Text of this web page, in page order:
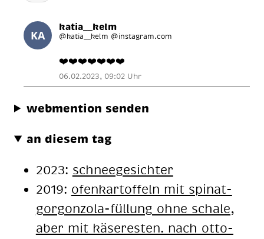
katia__kelm
@katia__kelm @instagram.com
❤️❤️❤️❤️❤️❤️❤️
06.02.2023, 09:02 Uhr
webmention senden
an diesem tag
2023: schnee­ge­sich­ter
2019: ofen­kar­tof­feln mit spi­nat-
gor­gon­zo­la-fül­lung ohne scha­le,
aber mit kä­se­res­ten. nach ot­to­